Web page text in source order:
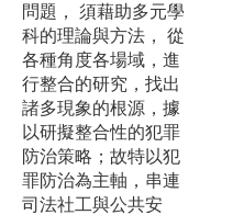
問題， 須藉助多元學
科的理論與方法， 從
各種角度各場域，進
行整合的研究，找出
諸多現象的根源，據
以研擬整合性的犯罪
防治策略；故特以犯
罪防治為主軸，串連
司法社工與公共安